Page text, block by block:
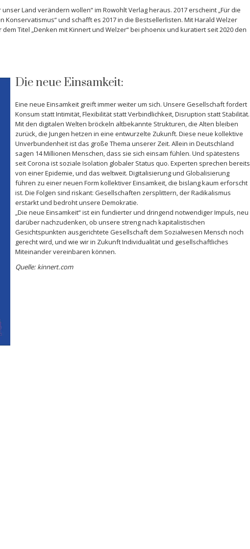
Land verändern wollen“ im Rowohlt Verlag heraus. 2017 erscheint „Für die
Konservatismus“ und schafft es 2017 in die Bestsellerlisten. Mit Harald Welzer
Titel „Denken mit Kinnert und Welzer“ bei phoenix und kuratiert seit 2020 den
Die neue Einsamkeit:
Eine neue Einsamkeit greift immer weiter um sich. Unsere Gesellschaft fordert
Konsum statt Intimität, Flexibilität statt Verbindlichkeit, Disruption statt Stabilität.
Mit den digitalen Welten bröckeln altbekannte Strukturen, die Alten bleiben
zurück, die Jungen hetzen in eine entwurzelte Zukunft. Diese neue kollektive
Unverbundenheit ist das große Thema unserer Zeit. Allein in Deutschland
sagen 14 Millionen Menschen, dass sie sich einsam fühlen. Und spätestens
seit Corona ist soziale Isolation globaler Status quo. Experten sprechen bereits
von einer Epidemie, und das weltweit. Digitalisierung und Globalisierung
führen zu einer neuen Form kollektiver Einsamkeit, die bislang kaum erforscht
ist. Die Folgen sind riskant: Gesellschaften zersplittern, der Radikalismus
erstarkt und bedroht unsere Demokratie.
„Die neue Einsamkeit“ ist ein fundierter und dringend notwendiger Impuls, neu
darüber nachzudenken, ob unsere streng nach kapitalistischen
Gesichtspunkten ausgerichtete Gesellschaft dem Sozialwesen Mensch noch
gerecht wird, und wie wir in Zukunft Individualität und gesellschaftliches
Miteinander vereinbaren können.
Quelle: kinnert.com